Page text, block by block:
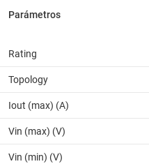
Rating
Topology
Iout (max) (A)
Vin (max) (V)
Vin (min) (V)